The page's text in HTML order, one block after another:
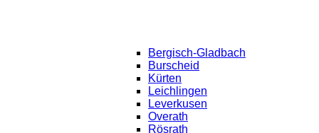
Bergisch-Gladbach
Burscheid
Kürten
Leichlingen
Leverkusen
Overath
Rösrath